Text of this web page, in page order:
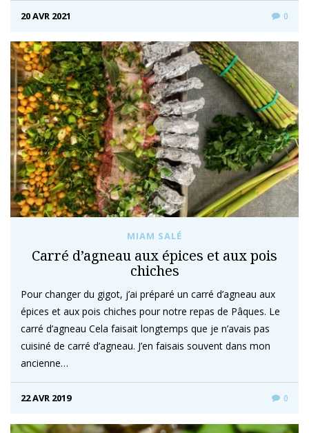
20 AVR 2021 0
MIAM SALÉ
Carré d’agneau aux épices et aux pois
chiches
Pour changer du gigot, j’ai préparé un carré d’agneau aux
épices et aux pois chiches pour notre repas de Pâques. Le
carré d’agneau Cela faisait longtemps que je n’avais pas
cuisiné de carré d’agneau. J’en faisais souvent dans mon
ancienne…
22 AVR 2019 0